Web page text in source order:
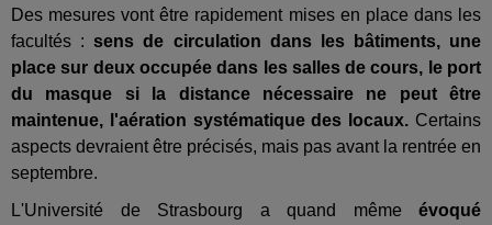
Des mesures vont être rapidement mises en place dans les
facultés :sens de circulation dans les bâtiments, une
place sur deux occupée dans les salles de cours, le port
du masque si la distance nécessaire ne peut être
maintenue, l'aération systématique des locaux. Certains
aspects devraient être précisés, mais pas avant la rentrée en
septembre.
L'Université de Strasbourg a quand même évoqué